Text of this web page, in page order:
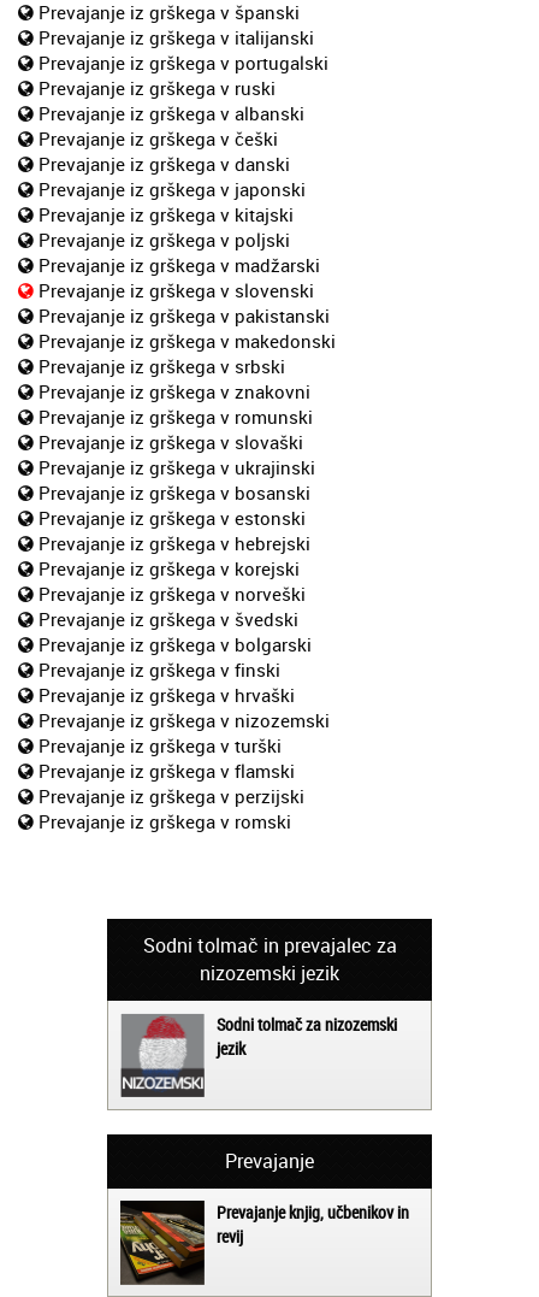
Prevajanje iz grškega v španski
Prevajanje iz grškega v italijanski
Prevajanje iz grškega v portugalski
Prevajanje iz grškega v ruski
Prevajanje iz grškega v albanski
Prevajanje iz grškega v češki
Prevajanje iz grškega v danski
Prevajanje iz grškega v japonski
Prevajanje iz grškega v kitajski
Prevajanje iz grškega v poljski
Prevajanje iz grškega v madžarski
Prevajanje iz grškega v slovenski
Prevajanje iz grškega v pakistanski
Prevajanje iz grškega v makedonski
Prevajanje iz grškega v srbski
Prevajanje iz grškega v znakovni
Prevajanje iz grškega v romunski
Prevajanje iz grškega v slovaški
Prevajanje iz grškega v ukrajinski
Prevajanje iz grškega v bosanski
Prevajanje iz grškega v estonski
Prevajanje iz grškega v hebrejski
Prevajanje iz grškega v korejski
Prevajanje iz grškega v norveški
Prevajanje iz grškega v švedski
Prevajanje iz grškega v bolgarski
Prevajanje iz grškega v finski
Prevajanje iz grškega v hrvaški
Prevajanje iz grškega v nizozemski
Prevajanje iz grškega v turški
Prevajanje iz grškega v flamski
Prevajanje iz grškega v perzijski
Prevajanje iz grškega v romski
Sodni tolmač in prevajalec za
nizozemski jezik
Sodni tolmač za nizozemski
jezik
Prevajanje
Prevajanje knjig, učbenikov in
revij